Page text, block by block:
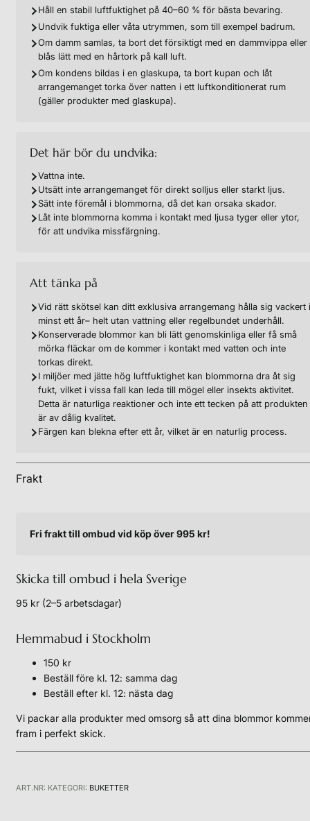
Håll en stabil luftfuktighet på 40–60 % för bästa bevaring.
Undvik fuktiga eller våta utrymmen, som till exempel badrum.
Om damm samlas, ta bort det försiktigt med en dammvippa eller
blås lätt med en hårtork på kall luft.
Om kondens bildas i en glaskupa, ta bort kupan och låt
arrangemanget torka över natten i ett luftkonditionerat rum
(gäller produkter med glaskupa).
Det här bör du undvika:
Vattna inte.
Utsätt inte arrangemanget för direkt solljus eller starkt ljus.
Sätt inte föremål i blommorna, då det kan orsaka skador.
Låt inte blommorna komma i kontakt med ljusa tyger eller ytor,
för att undvika missfärgning.
Att tänka på
Vid rätt skötsel kan ditt exklusiva arrangemang hålla sig vackert
minst ett år– helt utan vattning eller regelbundet underhåll.
Konserverade blommor kan bli lätt genomskinliga eller få små
mörka fläckar om de kommer i kontakt med vatten och inte
torkas direkt.
I miljöer med jätte hög luftfuktighet kan blommorna dra åt sig
fukt, vilket i vissa fall kan leda till mögel eller insekts aktivitet.
Detta är naturliga reaktioner och inte ett tecken på att produkten
är av dålig kvalitet.
Färgen kan blekna efter ett år, vilket är en naturlig process.
Frakt
Fri frakt till ombud vid köp över 995 kr!
Skicka till ombud i hela Sverige
95 kr (2–5 arbetsdagar)
Hemmabud i Stockholm
150 kr
Beställ före kl. 12: samma dag
Beställ efter kl. 12: nästa dag
Vi packar alla produkter med omsorg så att dina blommor
fram i perfekt skick.
ART.NR: KATEGORI: BUKETTER